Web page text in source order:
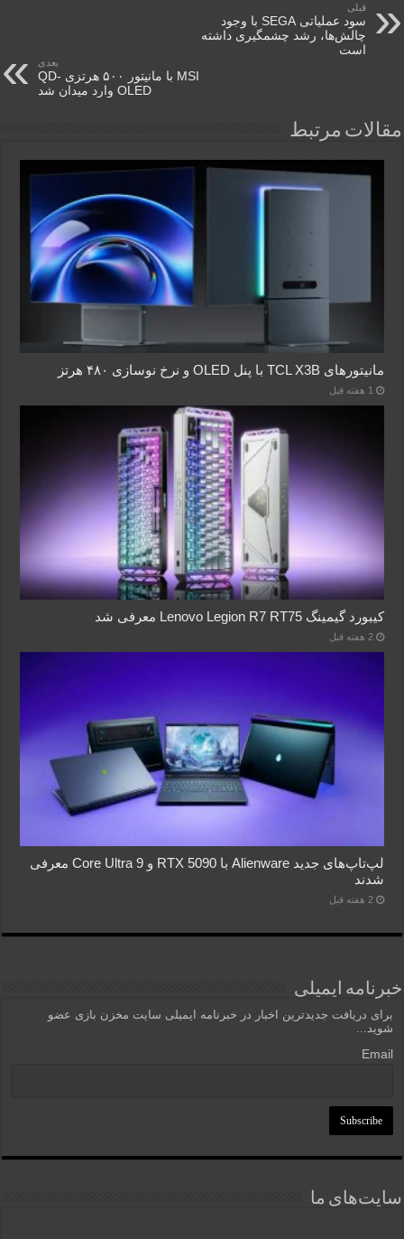
قبلی
سود عملیاتی SEGA با وجود
چالش‌ها، رشد چشمگیری داشته
است
بعدی
MSI با مانیتور ۵۰۰ هرتزی QD-
OLED وارد میدان شد
مقالات مرتبط
مانیتورهای TCL X3B با پنل OLED و نرخ نوسازی ۴۸۰ هرتز
1 هفته قبل
کیبورد گیمینگ Lenovo Legion R7 RT75 معرفی شد
2 هفته قبل
لپ‌تاپ‌های جدید Alienware با RTX 5090 و Core Ultra 9 معرفی
شدند
2 هفته قبل
خبرنامه ایمیلی
برای دریافت جدیدترین اخبار در خبرنامه ایمیلی سایت مخزن بازی عضو
شوید...
Email
سایت‌های ما